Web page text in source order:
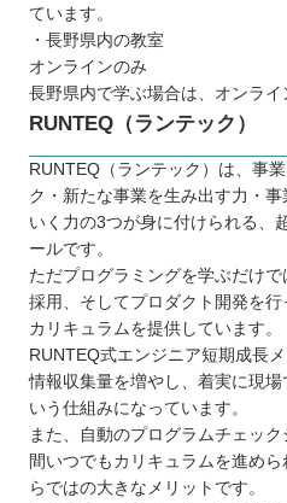
ています。
・長野県内の教室
オンラインのみ
長野県内で学ぶ場合は、オンライ
RUNTEQ（ランテック）
RUNTEQ（ランテック）は、事
ク・新たな事業を生み出す力・
いく力の3つが身に付けられる、
ールです。
ただプログラミングを学ぶだけ
採用、そしてプロダクト開発を
カリキュラムを提供しています。
RUNTEQ式エンジニア短期成長
情報収集量を増やし、着実に現
いう仕組みになっています。
また、自動のプログラムチェッ
間いつでもカリキュラムを進め
らではの大きなメリットです。